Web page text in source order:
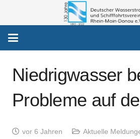
Niedrigwasser
Probleme auf
vor 6 Jahren Aktuelle